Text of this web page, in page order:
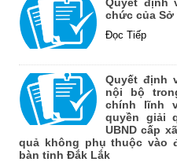
chức của
Đọc Tiếp
Quyết định
nội bộ
chính lĩnh
quyền giải
UBND cấp
quả không phụ thuộc vào
bàn tỉnh Đắk Lắk